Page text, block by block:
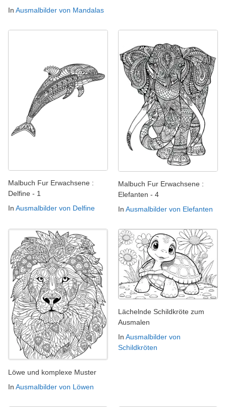
In Ausmalbilder von Mandalas
Malbuch Fur Erwachsene :
Delfine - 1
In Ausmalbilder von Delfine
Malbuch Fur Erwachsene :
Elefanten - 4
In Ausmalbilder von Elefanten
Löwe und komplexe Muster
In Ausmalbilder von Löwen
Lächelnde Schildkröte zum
Ausmalen
In Ausmalbilder von
Schildkröten